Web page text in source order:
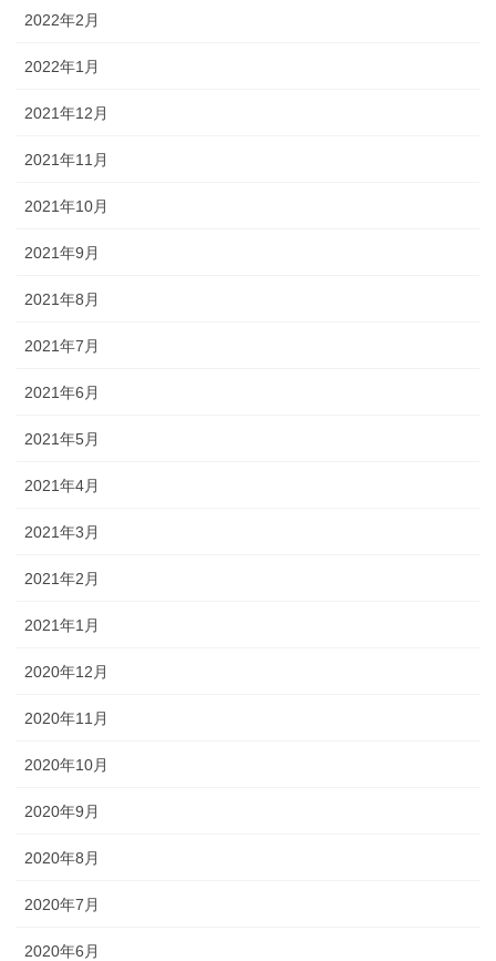
2022年2月
2022年1月
2021年12月
2021年11月
2021年10月
2021年9月
2021年8月
2021年7月
2021年6月
2021年5月
2021年4月
2021年3月
2021年2月
2021年1月
2020年12月
2020年11月
2020年10月
2020年9月
2020年8月
2020年7月
2020年6月